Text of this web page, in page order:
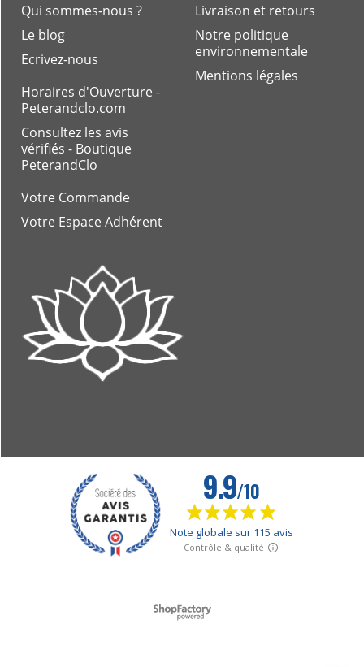
Livraison et retours
Notre politique
environnementale
Mentions légales
Qui sommes-nous ?
Le blog
Ecrivez-nous
Horaires d'Ouverture -
Peterandclo.com
Consultez les avis
vérifiés - Boutique
PeterandClo
Votre Commande
Votre Espace Adhérent
Boutique en ligne créés avec le logiciel eCommerce ShopFactory